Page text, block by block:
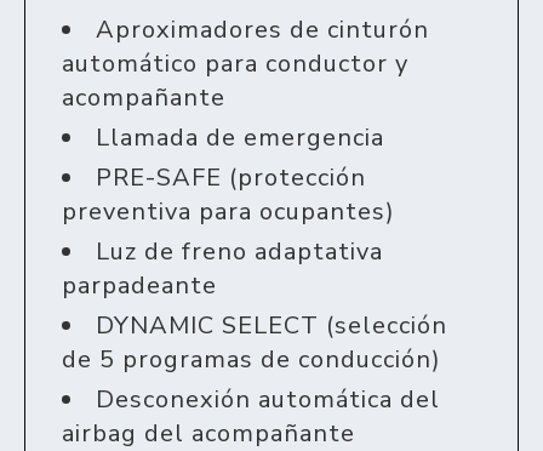
Aproximadores de cinturón
automático para conductor y
acompañante
Llamada de emergencia
PRE-SAFE (protección
preventiva para ocupantes)
Luz de freno adaptativa
parpadeante
DYNAMIC SELECT (selección
de 5 programas de conducción)
Desconexión automática del
airbag del acompañante